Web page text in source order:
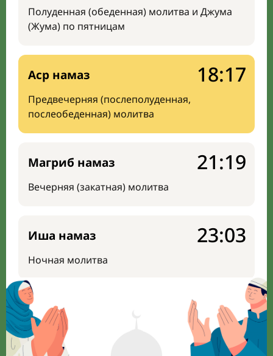
Полуденная (обеденная) молитва и Джума
(Жума) по пятницам
Аср намаз
Предвечерняя (послеполуденная,
послеобеденная) молитва
18:17
Магриб намаз
Вечерняя (закатная) молитва
21:19
Иша намаз
Ночная молитва
23:03